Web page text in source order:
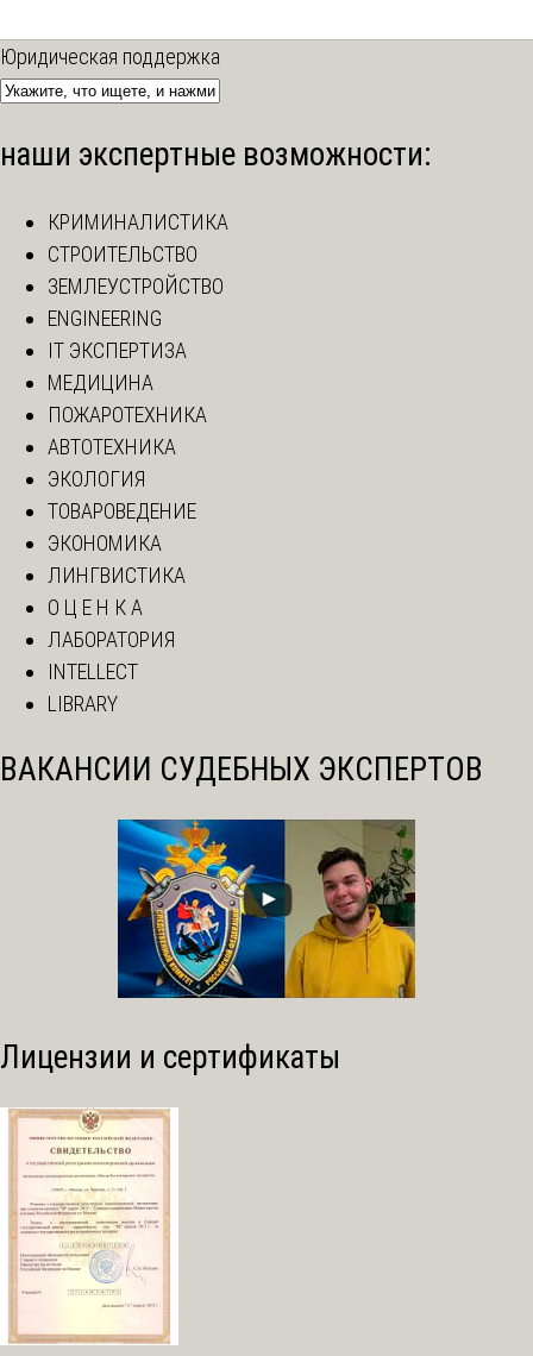
Юридическая поддержка
наши экспертные возможности:
КРИМИНАЛИСТИКА
СТРОИТЕЛЬСТВО
ЗЕМЛЕУСТРОЙСТВО
ENGINEERING
IT ЭКСПЕРТИЗА
МЕДИЦИНА
ПОЖАРОТЕХНИКА
АВТОТЕХНИКА
ЭКОЛОГИЯ
ТОВАРОВЕДЕНИЕ
ЭКОНОМИКА
ЛИНГВИСТИКА
О Ц Е Н К А
ЛАБОРАТОРИЯ
INTELLECT
LIBRARY
ВАКАНСИИ СУДЕБНЫХ ЭКСПЕРТОВ
Лицензии и сертификаты